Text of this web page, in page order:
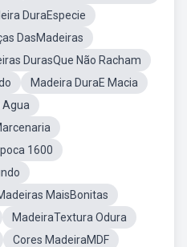
DuraEspecie
DasMadeiras
DurasQue Não Racham
Madeira DuraE Macia
Agua
1600
MaisBonitas
MadeiraTextura Odura
Cores MadeiraMDF